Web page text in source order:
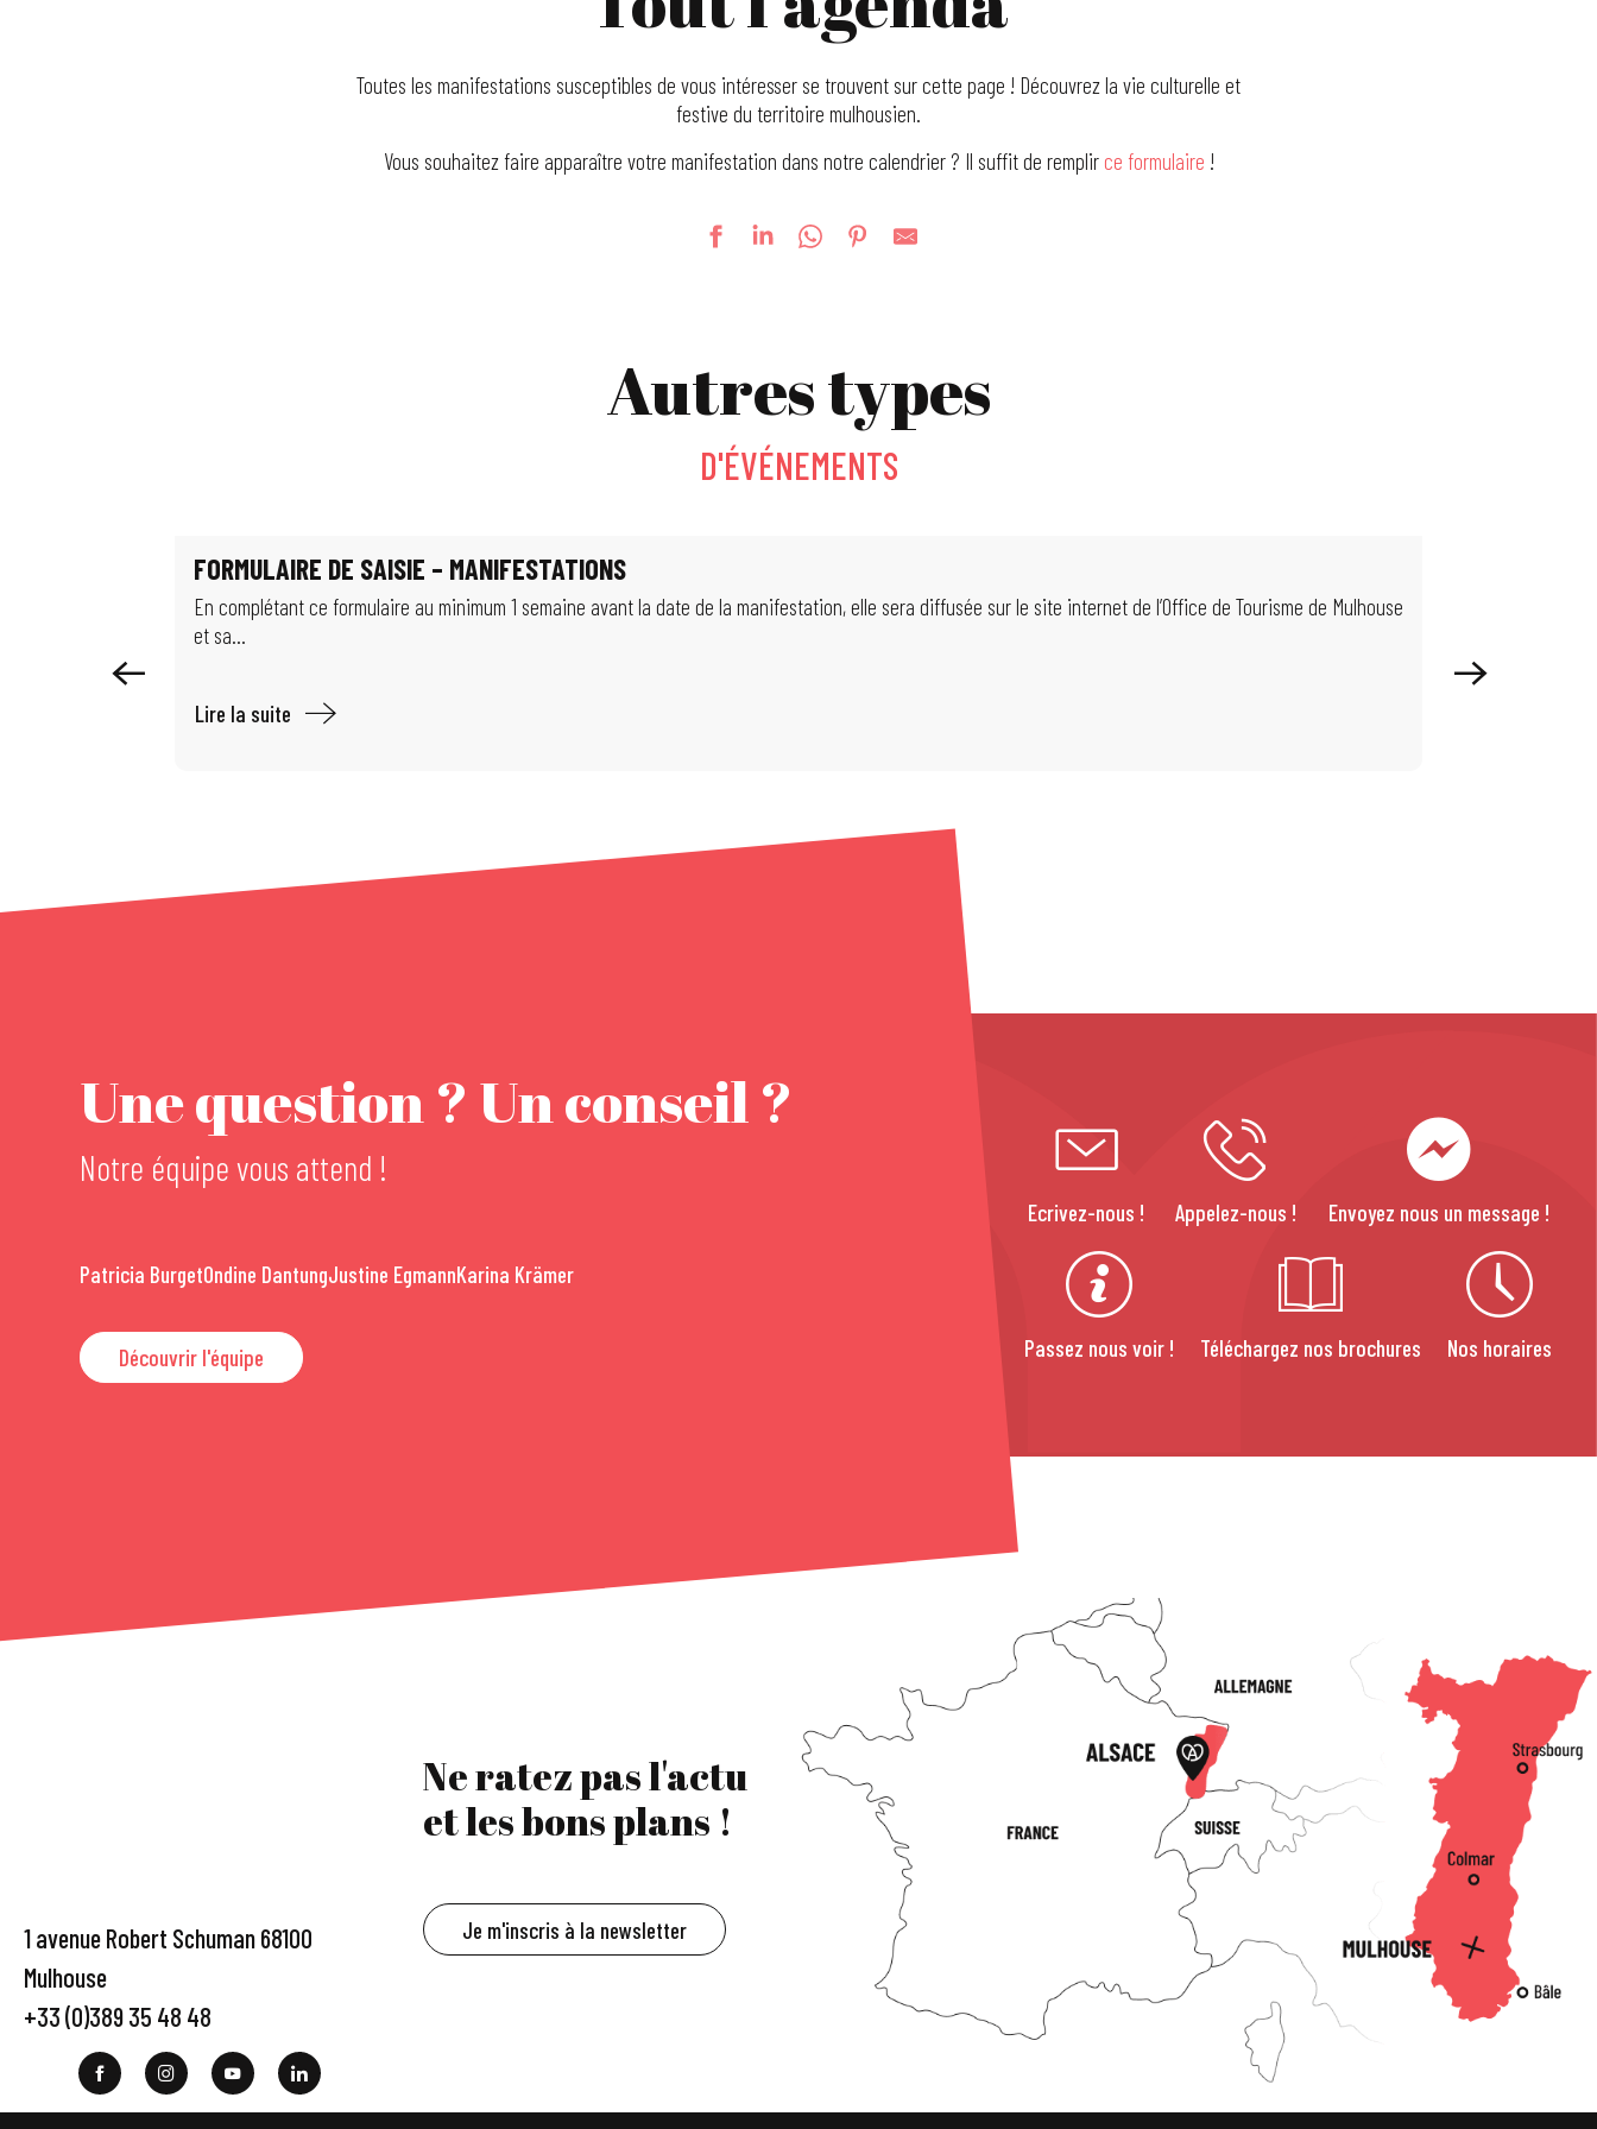
Toutes les manifestations susceptibles de vous intéresser se trouvent sur cette page ! Découvrez la vie culturelle et
festive du territoire mulhousien.
Vous souhaitez faire apparaître votre manifestation dans notre calendrier ? Il suffit de remplir ce formulaire !
Exposition - Migrations & climat : comment habiter notre monde ?
Exposition : Les puits disparus
Autres types
D'ÉVÉNEMENTS
FORMULAIRE DE SAISIE – MANIFESTATIONS
En complétant ce formulaire au minimum 1 semaine avant la date de la manifestation, elle sera diffusée sur le site internet de l’Office de Tourisme de Mulhouse
et sa...
Lire la suite
Une question ? Un conseil ?
Notre équipe vous attend !
Patricia BurgetOndine DantungJustine EgmannKarina Krämer
Découvrir l'équipe
Ecrivez-nous ! Appelez-nous ! Envoyez nous un message !
Passez nous voir ! Téléchargez nos brochures Nos horaires
1 avenue Robert Schuman 68100
Mulhouse
+33 (0)389 35 48 48
Ne ratez pas l'actu
et les bons plans !
Je m'inscris à la newsletter